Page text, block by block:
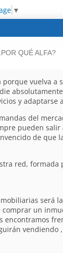
▼
QUÉ ALFA?
vuelva
y adaptarse
del
pueden
de que
red,
será
un